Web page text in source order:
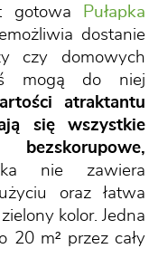
gotowa
Pułapka
dostanie
czy domowych
mogą do niej
atraktantu
się wszystkie
nie zawiera
oraz łatwa
kolor. Jedna
20 m² przez cały